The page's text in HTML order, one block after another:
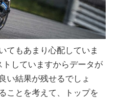
てもあまり心配していま
していますからデータが
い結果が残せるでしょ
ことを考えて、トップを